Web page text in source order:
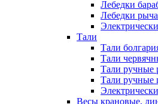
Лебедки
Лебедки
Тали
Тали
Тали
Тали ручные
Тали ручные
Весы крановые,